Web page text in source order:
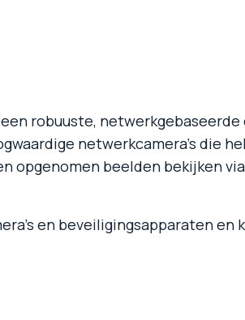
robuuste,
netwerkcamera’s die
opgenomen beelden bekijken
en beveiligingsapparaten en